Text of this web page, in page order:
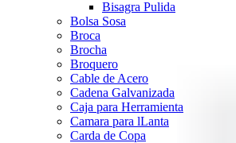
Bisagra Pulida
Bolsa Sosa
Broca
Brocha
Broquero
Cable de Acero
Cadena Galvanizada
Caja para Herramienta
Camara para lLanta
Carda de Copa